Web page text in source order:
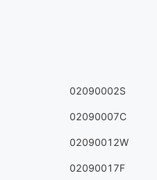
02090002S
02090007C
02090012W
02090017F